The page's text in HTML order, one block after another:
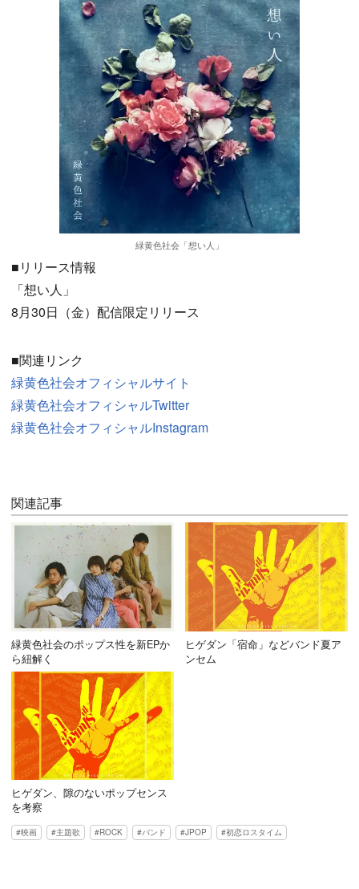
緑黄色社会「想い人」
■リリース情報
「想い人」
8月30日（金）配信限定リリース
■関連リンク
緑黄色社会オフィシャルサイト
緑黄色社会オフィシャルTwitter
緑黄色社会オフィシャルInstagram
関連記事
緑黄色社会のポップス性を新EPか
ら紐解く
ヒゲダン「宿命」などバンド夏ア
ンセム
ヒゲダン、隙のないポップセンス
を考察
映画 主題歌 ROCK バンド JPOP 初恋ロスタイム